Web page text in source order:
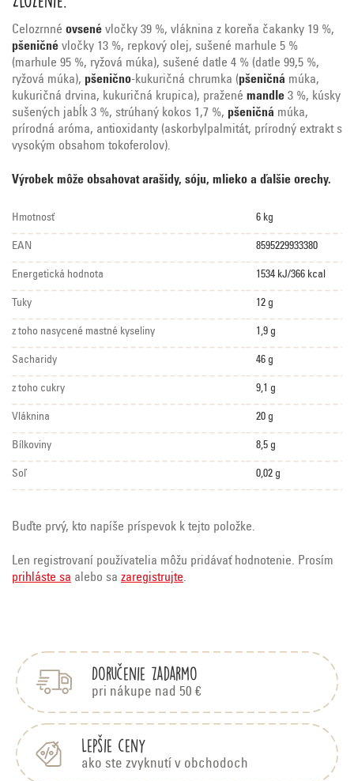
Celozrnné ovsené vločky 39 %, vláknina z koreňa čakanky 19 %,
pšeničné vločky 13 %, repkový olej, sušené marhule 5 %
(marhule 95 %, ryžová múka), sušené datle 4 % (datle 99,5 %,
ryžová múka), pšenično-kukuričná chrumka (pšeničná múka,
kukuričná drvina, kukuričná krupica), pražené mandle 3 %, kúsky
sušených jabĺk 3 %, strúhaný kokos 1,7 %, pšeničná múka,
prírodná aróma, antioxidanty (askorbylpalmitát, prírodný extrakt s
vysokým obsahom tokoferolov).
Výrobek môže obsahovat arašidy, sóju, mlieko a ďalšie orechy.
Hmotnosť 6 kg
EAN 8595229933380
Energetická hodnota 1534 kJ/366 kcal
Tuky 12 g
z toho nasycené mastné kyseliny 1,9 g
Sacharidy 46 g
z toho cukry 9,1 g
Vláknina 20 g
Bílkoviny 8,5 g
Soľ 0,02 g
Buďte prvý, kto napíše príspevok k tejto položke.
Len registrovaní používatelia môžu pridávať hodnotenie. Prosím
prihláste sa alebo sa zaregistrujte.
Doručenie zadarmo
pri nákupe nad 50 €
Lepšie ceny
ako ste zvyknutí v obchodoch